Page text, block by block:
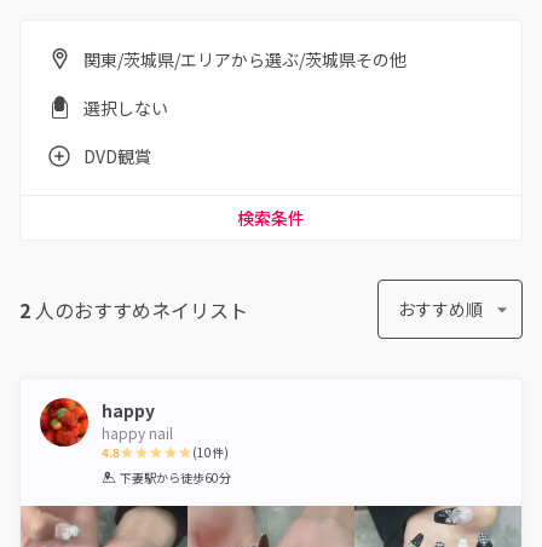
関東/茨城県/エリアから選ぶ/茨城県その他
選択しない
DVD観賞
検索条件
2 人のおすすめネイリスト おすすめ順
happy
happy nail
4.8
1 2 3 4 5
(10件)
下妻駅から徒歩60分